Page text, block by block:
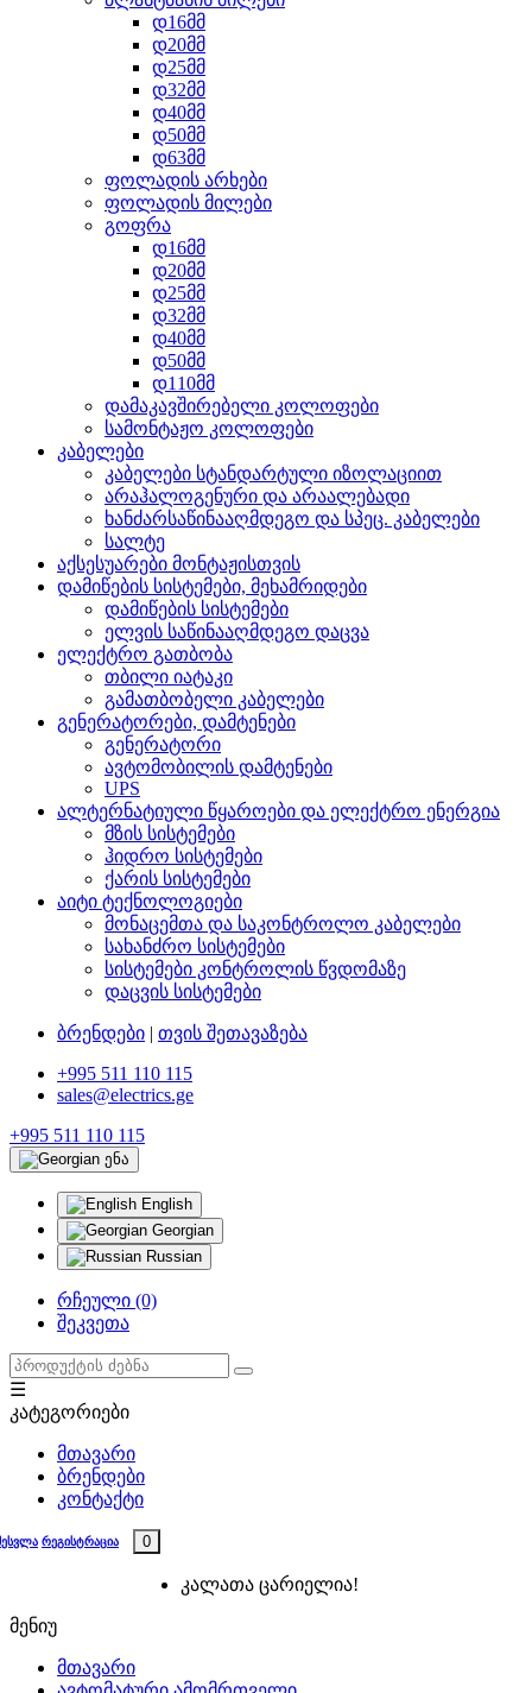
დ16მმ
დ20მმ
დ25მმ
დ32მმ
დ40მმ
დ50მმ
დ63მმ
ფოლადის არხები
ფოლადის მილები
გოფრა
დ16მმ
დ20მმ
დ25მმ
დ32მმ
დ40მმ
დ50მმ
დ110მმ
დამაკავშირებელი კოლოფები
სამონტაჟო კოლოფები
კაბელები
კაბელები სტანდარტული იზოლაციით
არაჰალოგენური და არაალებადი
ხანძარსაწინააღმდეგო და სპეც. კაბელები
სალტე
აქსესუარები მონტაჟისთვის
დამიწების სისტემები, მეხამრიდები
დამიწების სისტემები
ელვის საწინააღმდეგო დაცვა
ელექტრო გათბობა
თბილი იატაკი
გამათბობელი კაბელები
გენერატორები, დამტენები
გენერატორი
ავტომობილის დამტენები
UPS
ალტერნატიული წყაროები და ელექტრო ენერგია
მზის სისტემები
ჰიდრო სისტემები
ქარის სისტემები
აიტი ტექნოლოგიები
მონაცემთა და საკონტროლო კაბელები
სახანძრო სისტემები
სისტემები კონტროლის წვდომაზე
დაცვის სისტემები
ბრენდები | თვის შეთავაზება
+995 511 110 115
sales@electrics.ge
+995 511 110 115
ენა
English
Georgian
Russian
რჩეული (0)
შეკვეთა
☰
კატეგორიები
მთავარი
ბრენდები
კონტაქტი
რეგისტრაცია 0
კალათა ცარიელია!
მენიუ
მთავარი